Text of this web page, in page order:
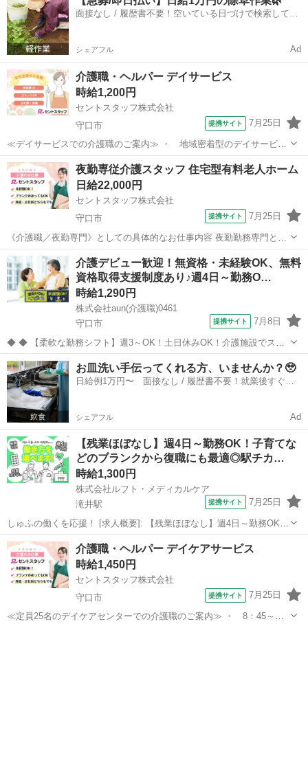
列病院も近くにあり緊急時も安心・ ・ ＯＪＴもありますので、無資
格・未経験者も安心 ≪イ...
面接なし / 履歴書不要！空いている日づけで検索して即
シェアフル Ad
介護職・ヘルパー デイサービス
時給1,200円
セントスタッフ株式会社
守口市
提携サイト 7月25日
≪デイサービスでの介護職のご案内≫ ・ 地域密着型のデイサービス
・ 8：30～17：30の1シフト ・ 週4日～でも相談可能 ・ 土曜日隔
週入れる方 ・ 定員18名/1日平均11～12名程度 ・ 送迎業務(添乗も
含む)なし...
大阪 守口市 介護
夜勤専従介護スタッフ 住宅型有料老人ホーム
日給22,000円
セントスタッフ株式会社
守口市
提携サイト 7月25日
《介護職／夜勤専門》としての具体的なお仕事内容 夜勤勤務専門とし
て、昼前～夜までのご利用者様へのサポート(介護業務)をお任せいたし
ます。 【夜勤勤務の業務内容】 ・夕食に関わる業務全般(配膳、下
膳、服薬、食介) ・就寝ケア...
大阪 守口市 介護
介護デビュー歓迎！無資格・未経験OK、無料
資格取得支援制度あり♪週4日～勤務O…
時給1,290円
株式会社aun(介護職)0461
守口市
提携サイト 7月8日
◆ ◆ 【柔軟な勤務シフト】週3～OK！土日休みOK！介護施設でスタ
ッフ募集中 お休みは事前申請すれば柔軟に対応します。 自分らしい勤
務スタイル・長期的に働きたい方必見！ スキルを身につけながら、介
護経験を積むことができ...
大阪 守口市 介護
お皿洗い手伝ってくれる方、いませんか？🥹
日給例1万円〜 面接なし / 履歴書不要！就業後すぐに
シェアフル Ad
【残業ほぼなし】週4日～勤務OK！子育てな
どのブランクから復職にも最適◎駅チカ…
時給1,300円
株式会社ルフト・メディカルケア
滝井駅
提携サイト 7月25日
しゅふの働くを応援！ [求人概要]: 【残業ほぼなし】週4日～勤務OK！
子育てなどのブランクから復職にも最適◎駅チカで通勤楽々♪ [職種
名]: 看護助手（清掃や患者様のサポート・経験不問） [勤務地・最寄
駅]: 大阪府...
大阪 守口市 滝井駅 介護
介護職・ヘルパー デイケアサービス
時給1,450円
セントスタッフ株式会社
守口市
提携サイト 7月25日
≪定員25名のデイケアセンターでの介護職のご案内≫ ・ 8：45～